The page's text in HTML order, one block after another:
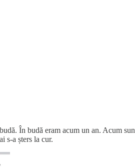
În budă eram acum un an. Acum
s-a șters la cur.